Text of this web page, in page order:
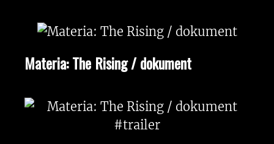
Materia: The Rising / dokument